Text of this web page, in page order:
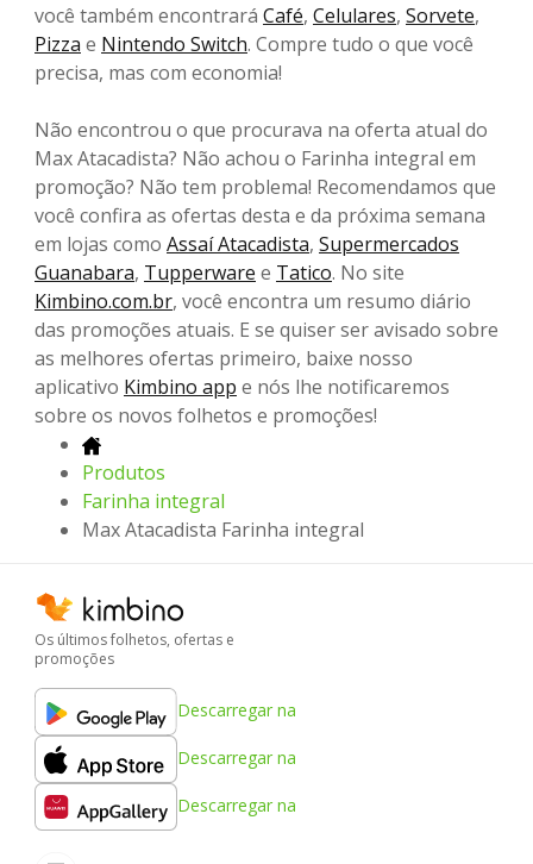
você também encontrará Café, Celulares, Sorvete,
Pizza e Nintendo Switch. Compre tudo o que você
precisa, mas com economia!
Não encontrou o que procurava na oferta atual do
Max Atacadista? Não achou o Farinha integral em
promoção? Não tem problema! Recomendamos que
você confira as ofertas desta e da próxima semana
em lojas como Assaí Atacadista, Supermercados
Guanabara, Tupperware e Tatico. No site
Kimbino.com.br, você encontra um resumo diário
das promoções atuais. E se quiser ser avisado sobre
as melhores ofertas primeiro, baixe nosso
aplicativo Kimbino app e nós lhe notificaremos
sobre os novos folhetos e promoções!
Produtos
Farinha integral
Max Atacadista Farinha integral
Os últimos folhetos, ofertas e
promoções
Descarregar na
Descarregar na
Descarregar na